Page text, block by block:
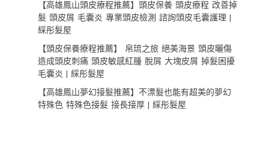
【高雄鳳山頭皮療程推薦】頭皮保養 頭皮療程 改善掉
髮 頭皮屑 毛囊炎 專業頭皮檢測 諮詢頭皮毛囊護理 |
綵彤髮屋
【頭皮保養療程推薦】 帛琉之旅 絕美海景 頭皮曬傷
造成頭皮刺痛 頭皮敏感紅腫 脫屑 大塊皮屑 掉髮困擾
毛囊炎 | 綵彤髮屋
【高雄鳳山夢幻接髮推薦】不漂髮也能有超美的夢幻
特殊色 特殊色接髮 接長接厚 | 綵彤髮屋